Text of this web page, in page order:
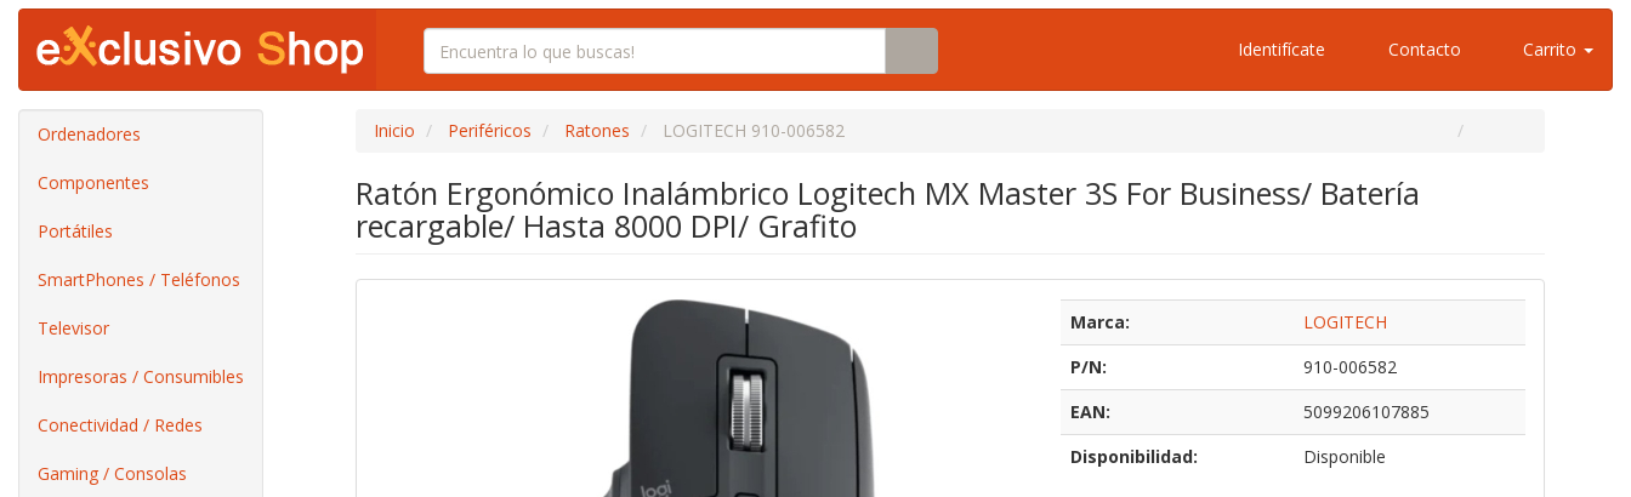
Identifícate Contacto Carrito
Ordenadores
Componentes
Portátiles
SmartPhones / Teléfonos
Televisor
Impresoras / Consumibles
Conectividad / Redes
Gaming / Consolas
Inicio Periféricos Ratones LOGITECH 910-006582
Ratón Ergonómico Inalámbrico Logitech MX Master 3S For Business/ Batería
recargable/ Hasta 8000 DPI/ Grafito
Marca:
LOGITECH
P/N:
910-006582
EAN:
5099206107885
Disponibilidad:
Disponible